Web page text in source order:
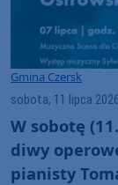
Gmina Czersk
sobota, 11 lipca
W sobotę
diwy
pianisty